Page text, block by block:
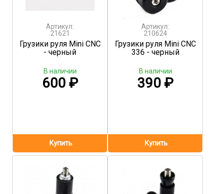
Артикул:
21621
Грузики руля Mini CNC
- черный
600 ₽
В наличии
Артикул:
210624
Грузики руля Mini CNC
336 - черный
390 ₽
В наличии